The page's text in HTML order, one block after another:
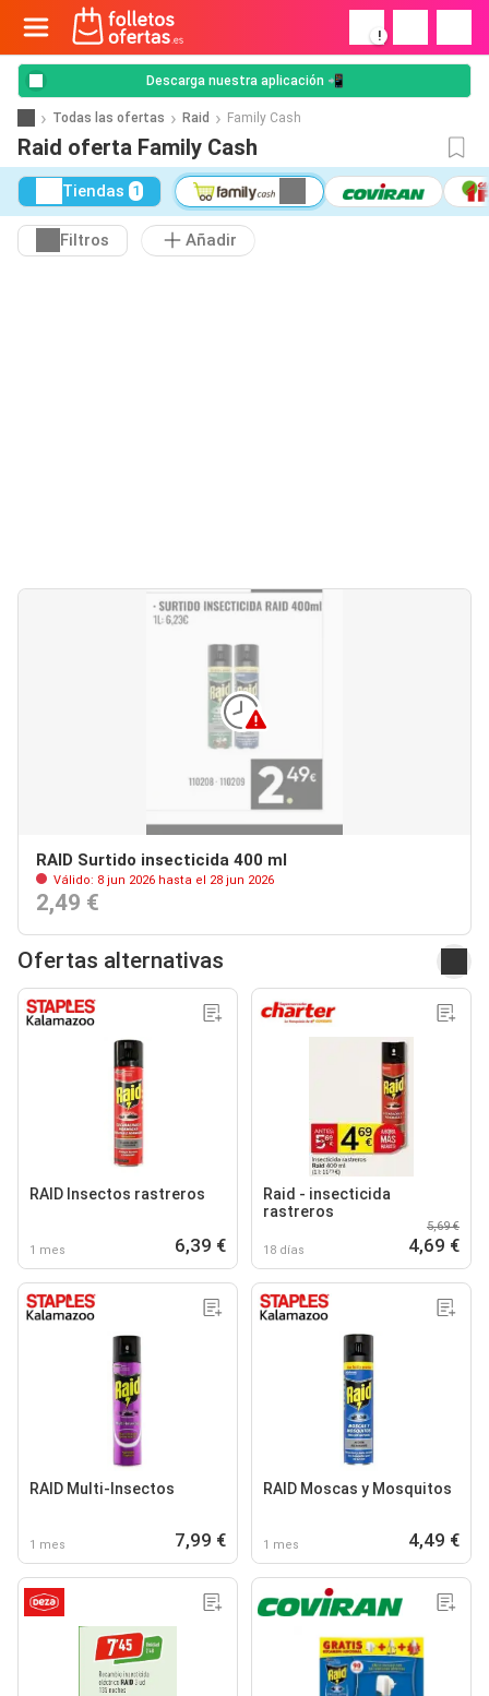
!
Descarga nuestra aplicación 📲
Todas las ofertas Raid Family Cash
Raid oferta Family Cash
Tiendas 1
Filtros Añadir
RAID Surtido insecticida 400 ml
Válido: 8 jun 2026 hasta el 28 jun 2026
2,49 €
Ofertas alternativas
RAID Insectos rastreros
1 mes 6,39 €
Raid - insecticida
rastreros
18 días
5,69 €
4,69 €
RAID Multi-Insectos
1 mes 7,99 €
RAID Moscas y Mosquitos
1 mes 4,49 €